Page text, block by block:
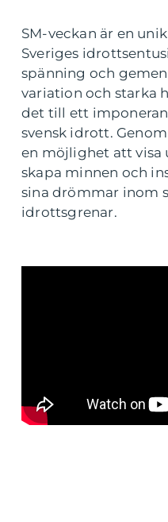
SM-veckan är en
Sveriges
spänning och
variation och starka
det till ett
svensk idrott.
en möjlighet att visa
skapa minnen och
sina drömmar inom
idrottsgrenar.